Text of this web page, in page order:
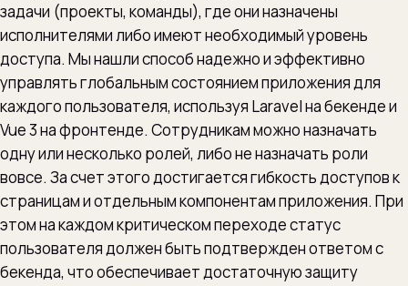
задачи (проекты, команды), где они назначены
исполнителями либо имеют необходимый уровень
доступа. Мы нашли способ надежно и эффективно
управлять глобальным состоянием приложения для
каждого пользователя, используя Laravel на бекенде и
Vue 3 на фронтенде. Сотрудникам можно назначать
одну или несколько ролей, либо не назначать роли
вовсе. За счет этого достигается гибкость доступов к
страницам и отдельным компонентам приложения. При
этом на каждом критическом переходе статус
пользователя должен быть подтвержден ответом с
бекенда, что обеспечивает достаточную защиту